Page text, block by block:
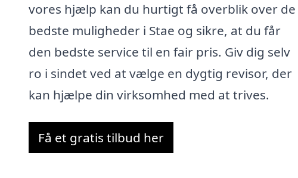
vores hjælp kan du hurtigt få overblik over de
bedste muligheder i Stae og sikre, at du får
den bedste service til en fair pris. Giv dig selv
ro i sindet ved at vælge en dygtig revisor, der
kan hjælpe din virksomhed med at trives.
Få et gratis tilbud her